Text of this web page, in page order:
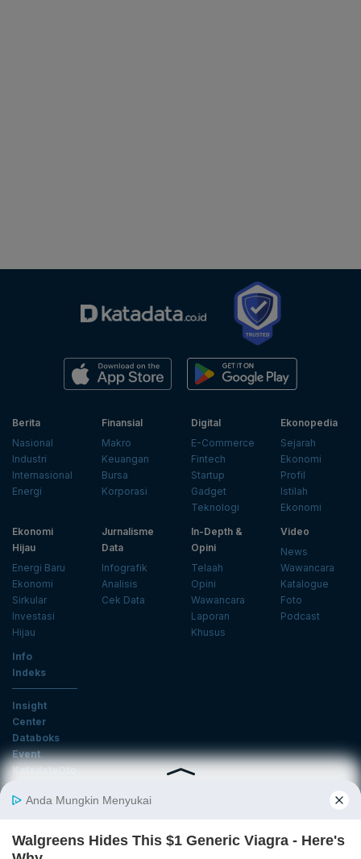
Berita
Nasional
Industri
Internasional
Energi
Finansial
Makro
Keuangan
Bursa
Korporasi
Digital
E-Commerce
Fintech
Startup
Gadget
Teknologi
Ekonopedia
Sejarah
Ekonomi
Profil
Istilah
Ekonomi
Ekonomi
Hijau
Energi Baru
Ekonomi
Sirkular
Investasi
Hijau
Jurnalisme
Data
Infografik
Analisis
Cek Data
In-Depth &
Opini
Telaah
Opini
Wawancara
Laporan
Khusus
Video
News
Wawancara
Katalogue
Foto
Podcast
Info
Indeks
Insight
Center
Databoks
Event
KatadataOto
Email
Daftar